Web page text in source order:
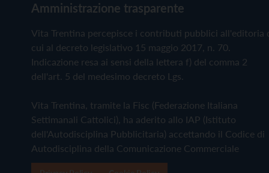
Amministrazione trasparente
Vita Trentina percepisce i contributi pubblici all'editoria
cui al decreto legislativo 15 maggio 2017, n. 70.
Indicazione resa ai sensi della lettera f) del comma 2
dell'art. 5 del medesimo decreto Lgs.
Vita Trentina, tramite la Fisc (Federazione Italiana
Settimanali Cattolici), ha aderito allo IAP (Istituto
dell'Autodisciplina Pubblicitaria) accettando il Codice di
Autodisciplina della Comunicazione Commerciale